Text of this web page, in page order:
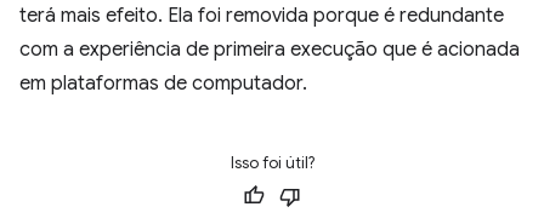
terá mais efeito. Ela foi removida porque é redundante
com a experiência de primeira execução que é acionada
em plataformas de computador.
Isso foi útil?